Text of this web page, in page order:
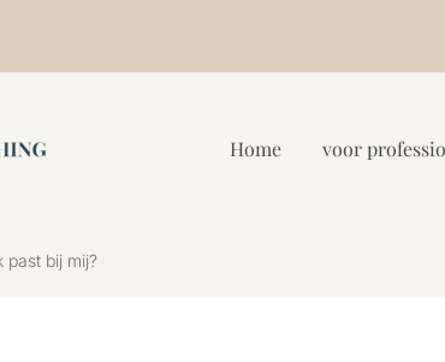
Home voor
past bij mij?